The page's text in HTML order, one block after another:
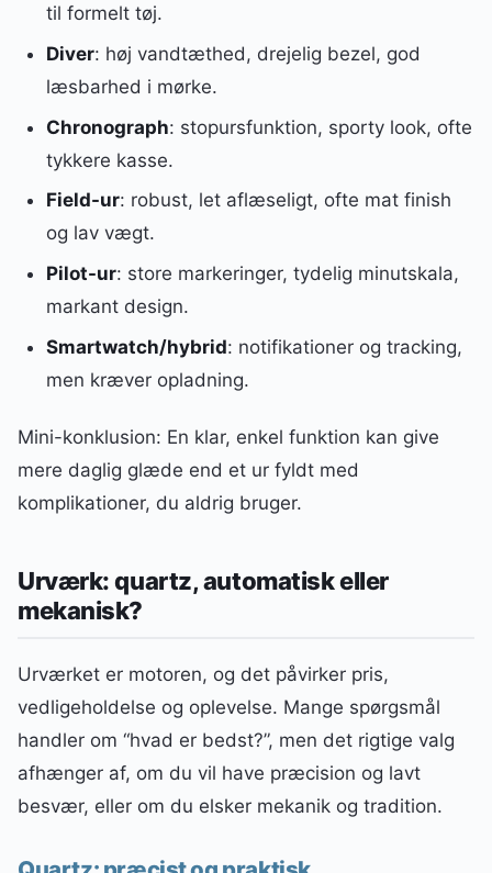
til formelt tøj.
Diver: høj vandtæthed, drejelig bezel, god
læsbarhed i mørke.
Chronograph: stopursfunktion, sporty look, ofte
tykkere kasse.
Field-ur: robust, let aflæseligt, ofte mat finish
og lav vægt.
Pilot-ur: store markeringer, tydelig minutskala,
markant design.
Smartwatch/hybrid: notifikationer og tracking,
men kræver opladning.
Mini-konklusion: En klar, enkel funktion kan give
mere daglig glæde end et ur fyldt med
komplikationer, du aldrig bruger.
Urværk: quartz, automatisk eller
mekanisk?
Urværket er motoren, og det påvirker pris,
vedligeholdelse og oplevelse. Mange spørgsmål
handler om “hvad er bedst?”, men det rigtige valg
afhænger af, om du vil have præcision og lavt
besvær, eller om du elsker mekanik og tradition.